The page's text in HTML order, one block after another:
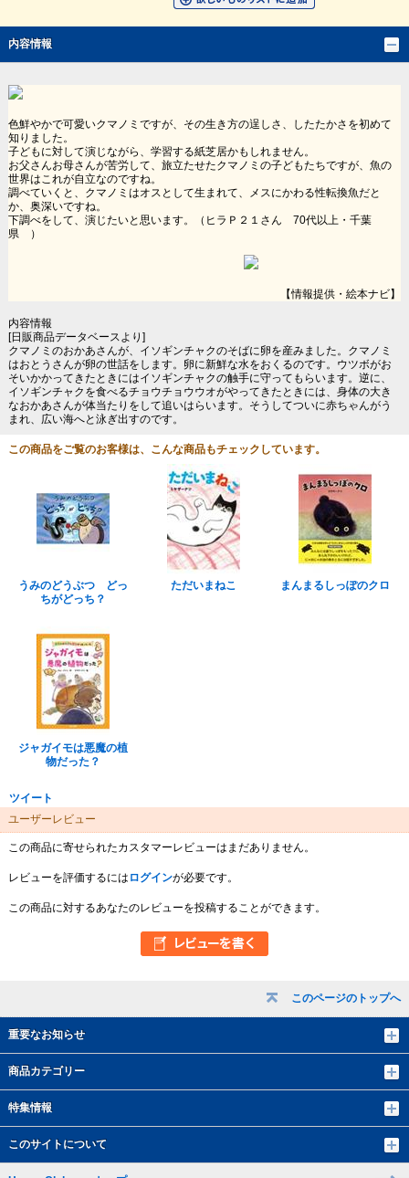
このページのトップへ
重要なお知らせ
商品カテゴリー
特集情報
このサイトについて
内容情報
色鮮やかで可愛いクマノミですが、その生き方の逞しさ、したたかさを初めて
知りました。
子どもに対して演じながら、学習する紙芝居かもしれません。
お父さんお母さんが苦労して、旅立たせたクマノミの子どもたちですが、魚の
世界はこれが自立なのですね。
調べていくと、クマノミはオスとして生まれて、メスにかわる性転換魚だと
か、奥深いですね。
下調べをして、演じたいと思います。（ヒラＰ２１さん 70代以上・千葉
県 ）
【情報提供・絵本ナビ】
内容情報
[日販商品データベースより]
クマノミのおかあさんが、イソギンチャクのそばに卵を産みました。クマノミ
はおとうさんが卵の世話をします。卵に新鮮な水をおくるのです。ウツボがお
そいかかってきたときにはイソギンチャクの触手に守ってもらいます。逆に、
イソギンチャクを食べるチョウチョウウオがやってきたときには、身体の大き
なおかあさんが体当たりをして追いはらいます。そうしてついに赤ちゃんがう
まれ、広い海へと泳ぎ出すのです。
この商品をご覧のお客様は、こんな商品もチェックしています。
うみのどうぶつ どっ
ちがどっち？
ただいまねこ まんまるしっぽのクロ
ジャガイモは悪魔の植
物だった？
ツイート
ユーザーレビュー
この商品に寄せられたカスタマーレビューはまだありません。
レビューを評価するには ログインが必要です。
この商品に対するあなたのレビューを投稿することができます。